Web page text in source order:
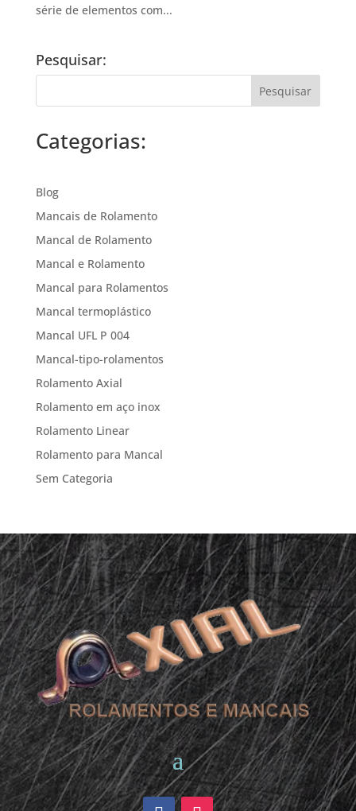
série de elementos com...
Pesquisar:
Categorias:
Blog
Mancais de Rolamento
Mancal de Rolamento
Mancal e Rolamento
Mancal para Rolamentos
Mancal termoplástico
Mancal UFL P 004
Mancal-tipo-rolamentos
Rolamento Axial
Rolamento em aço inox
Rolamento Linear
Rolamento para Mancal
Sem Categoria